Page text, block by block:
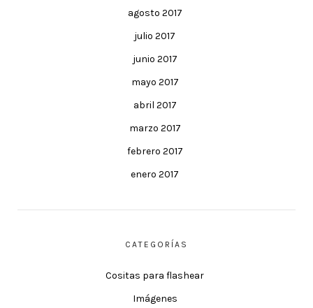
agosto 2017
julio 2017
junio 2017
mayo 2017
abril 2017
marzo 2017
febrero 2017
enero 2017
CATEGORÍAS
Cositas para flashear
Imágenes